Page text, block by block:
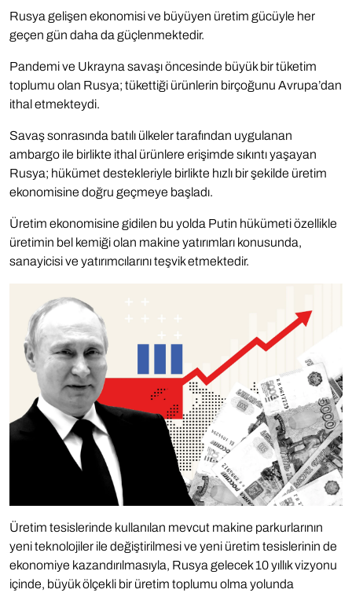
Rusya gelişen ekonomisi ve büyüyen üretim gücüyle her
geçen gün daha da güçlenmektedir.
Pandemi ve Ukrayna savaşı öncesinde büyük bir tüketim
toplumu olan Rusya; tükettiği ürünlerin birçoğunu Avrupa’dan
ithal etmekteydi.
Savaş sonrasında batılı ülkeler tarafından uygulanan
ambargo ile birlikte ithal ürünlere erişimde sıkıntı yaşayan
Rusya; hükümet destekleriyle birlikte hızlı bir şekilde üretim
ekonomisine doğru geçmeye başladı.
Üretim ekonomisine gidilen bu yolda Putin hükümeti özellikle
üretimin bel kemiği olan makine yatırımları konusunda,
sanayicisi ve yatırımcılarını teşvik etmektedir.
Üretim tesislerinde kullanılan mevcut makine parkurlarının
yeni teknolojiler ile değiştirilmesi ve yeni üretim tesislerinin de
ekonomiye kazandırılmasıyla, Rusya gelecek 10 yıllık vizyonu
içinde, büyük ölçekli bir üretim toplumu olma yolunda